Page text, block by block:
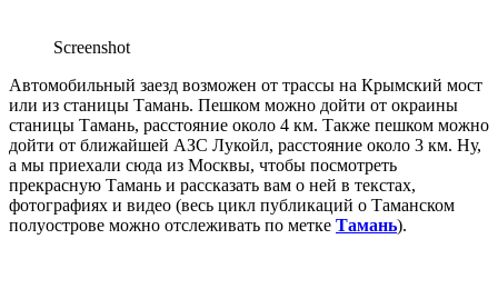
Screenshot
Автомобильный заезд возможен от трассы на Крымский мост
или из станицы Тамань. Пешком можно дойти от окраины
станицы Тамань, расстояние около 4 км. Также пешком можно
дойти от ближайшей АЗС Лукойл, расстояние около 3 км. Ну,
а мы приехали сюда из Москвы, чтобы посмотреть
прекрасную Тамань и рассказать вам о ней в текстах,
фотографиях и видео (весь цикл публикаций о Таманском
полуострове можно отслеживать по метке Тамань).